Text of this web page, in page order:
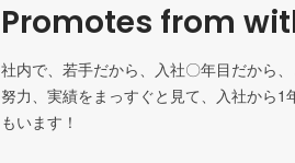
Promotes from
社内で、若手だから、入社〇年目だから
努力、実績をまっすぐと見て、入社から
もいます！